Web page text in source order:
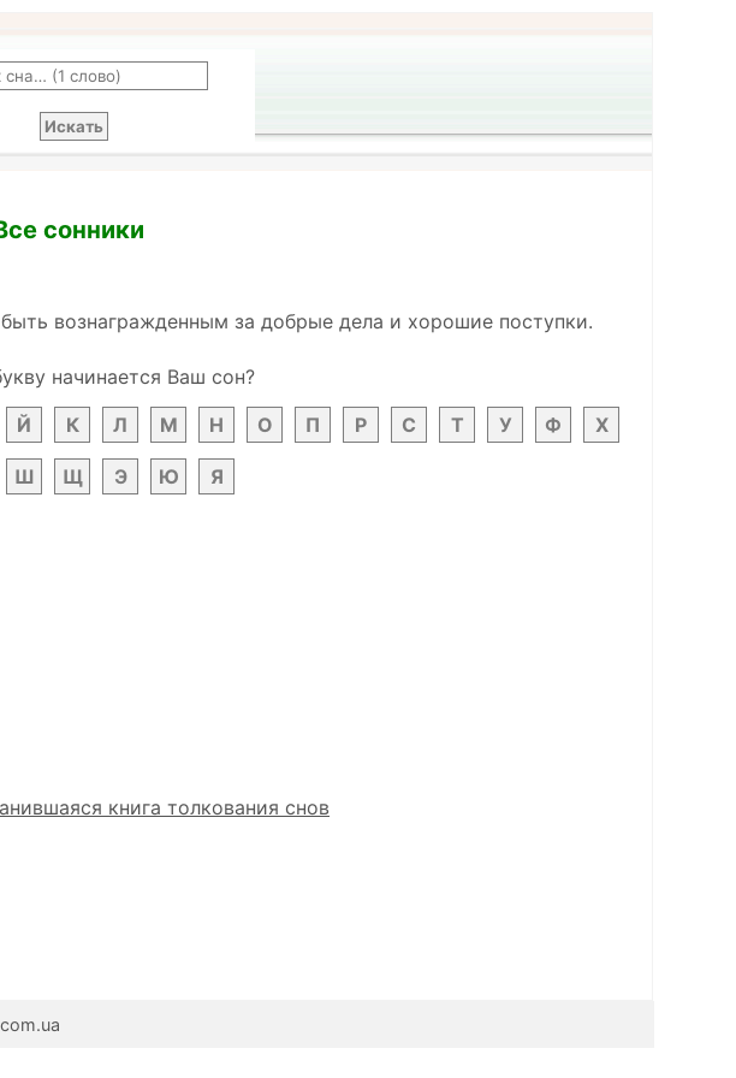
сонники
вознагражденным за добрые дела и хорошие поступки.
начинается Ваш сон?
Й К Л М Н О П Р С Т У Ф Х
Ш Щ Э Ю Я
книга толкования снов